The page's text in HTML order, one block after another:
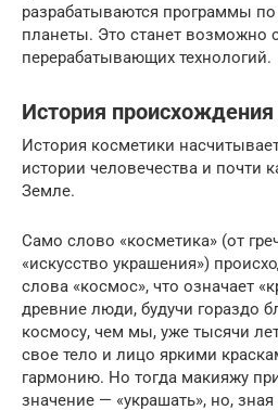
разрабатываются программы
планеты. Это станет возможно
перерабатывающих технологий.
История происхождения
История косметики
истории человечества и почти
Земле.
Само слово «косметика» (от
«искусство украшения»)
слова «космос», что означает
древние люди, будучи гораздо
космосу, чем мы, уже тысячи
свое тело и лицо яркими
гармонию. Но тогда макияжу
значение — «украшать», но,